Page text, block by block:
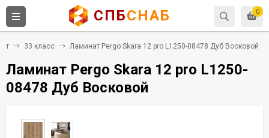
0
СПБСНАБ
33 класс Ламинат Pergo Skara 12 pro L1250-08478 Дуб Восковой
Ламинат Pergo Skara 12 pro L1250-
08478 Дуб Восковой